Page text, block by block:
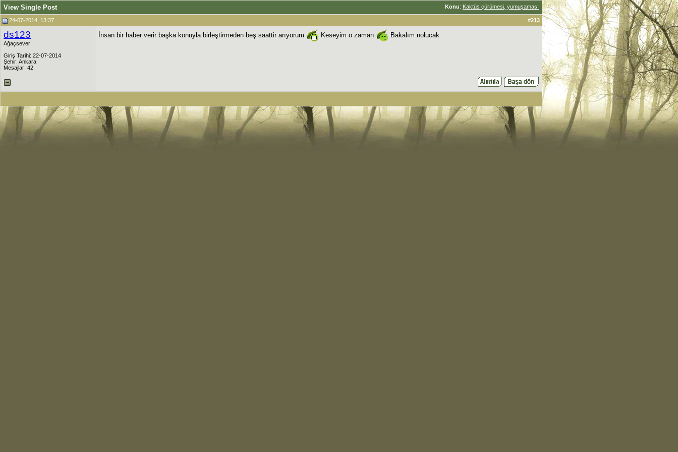
Konu: Kaktüs çürümesi, yumuşaması
View Single Post
24-07-2014, 13:37 #213
ds123
Ağaçsever
Giriş Tarihi: 22-07-2014
Şehir: Ankara
Mesajlar: 42
İnsan bir haber verir başka konuyla birleştirmeden beş saattir arıyorum Keseyim o zaman Bakalım nolucak